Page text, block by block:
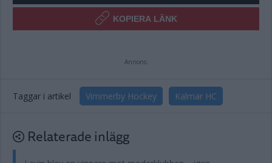
KOPIERA LÄNK
Annons:
Taggar i artikel Vimmerby Hockey Kalmar HC
Relaterade inlägg